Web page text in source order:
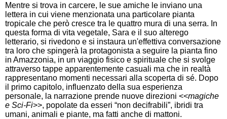
Mentre si trova in carcere, le sue amiche le inviano una
lettera in cui viene menzionata una particolare pianta
tropicale che però cresce tra le quattro mura di una serra. In
questa forma di vita vegetale, Sara e il suo alterego
letterario, si rivedono e si instaura un'effettiva conversazione
tra loro che spingerà la protagonista a seguire la pianta fino
in Amazzonia, in un viaggio fisico e spirituale che si svolge
attraverso tappe apparentemente casuali ma che in realtà
rappresentano momenti necessari alla scoperta di sé. Dopo
il primo capitolo, influenzato della sua esperienza
personale, la narrazione prende nuove direzioni <<magiche
e Sci-Fi>>, popolate da esseri “non decifrabili”, ibridi tra
umani, animali e piante, ma fatti anche di mattoni.